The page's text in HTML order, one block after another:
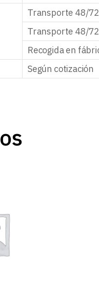
Transporte 48/
Transporte 48/
Recogida en
Según cotización